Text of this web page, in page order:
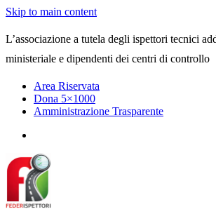
Skip to main content
L’associazione a tutela degli ispettori tecnici
ministeriale e dipendenti dei centri di controllo
Area Riservata
Dona 5×1000
Amministrazione Trasparente